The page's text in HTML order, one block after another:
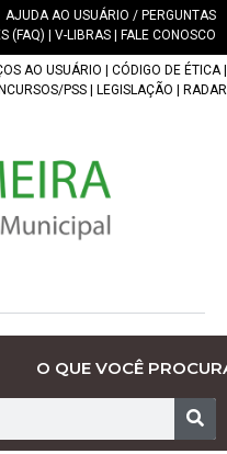
AJUDA AO USUÁRIO / PERGUNTAS
(FAQ)
V-LIBRAS FALE CONOSCO
AO USUÁRIO CÓDIGO DE ÉTICA|
PSS LEGISLAÇÃO RADAR
O QUE VOCÊ